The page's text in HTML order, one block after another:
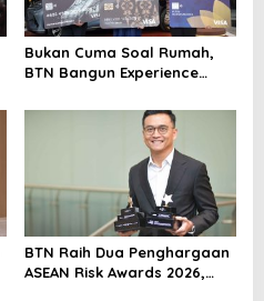
Bukan Cuma Soal Rumah,
BTN Bangun Experience
BTN Raih Dua Penghargaan
ASEAN Risk Awards 2026,